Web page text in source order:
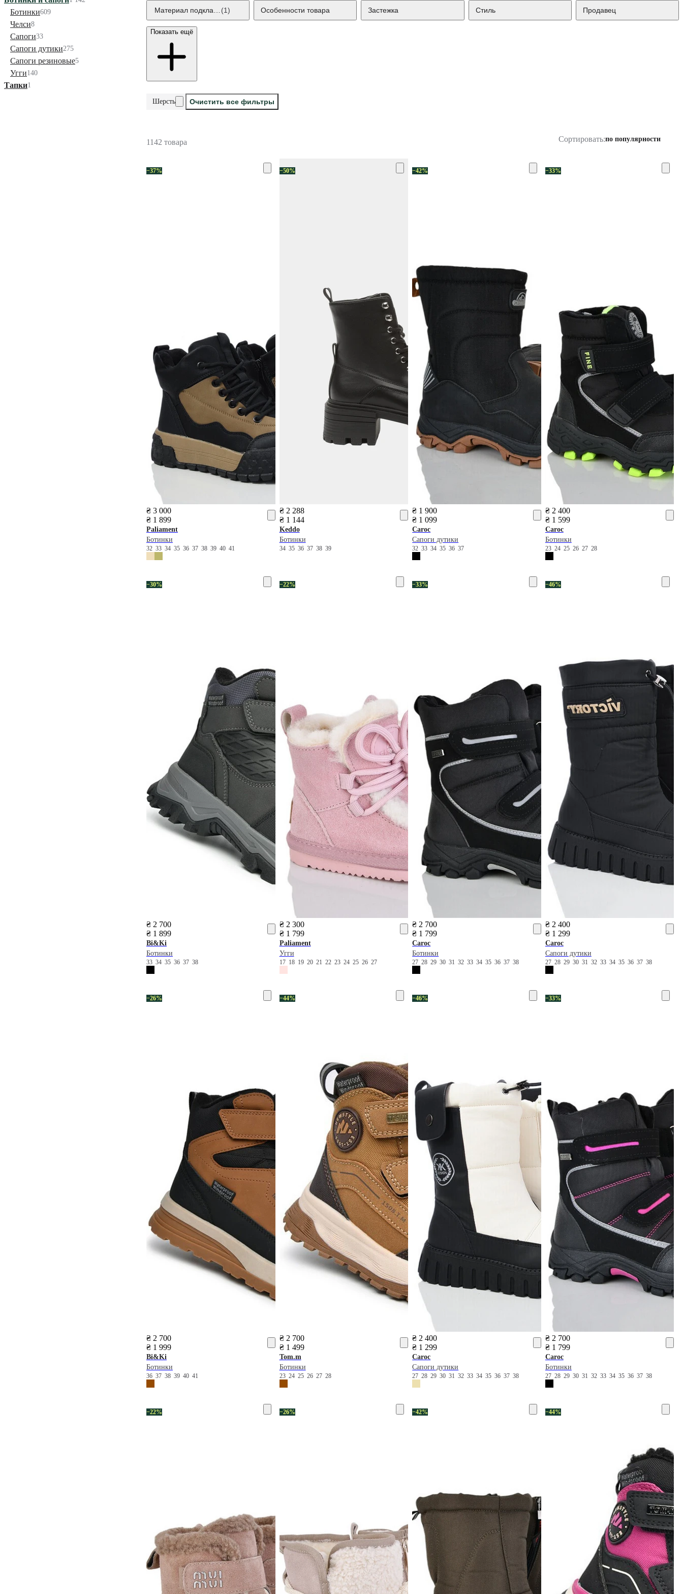
Ботинки609
Челси8
Сапоги33
Сапоги дутики275
Сапоги резиновые5
Угги140
Тапки1
Материал подкладки(1) Особенности товара Застежка Стиль Продавец
Показать ещё
Шерсть Очистить все фильтры
1142 товара Сортировать:по популярности
−37%
₴ 3 000
₴ 1 899
Paliament
Ботинки
32 33 34 35 36 37 38 39 40 41
−50%
₴ 2 288
₴ 1 144
Keddo
Ботинки
34 35 36 37 38 39
−42%
₴ 1 900
₴ 1 099
Caroc
Сапоги дутики
323334353637
−33%
₴ 2 400
₴ 1 599
Caroc
Ботинки
23 24 25 26 27 28
−30%
₴ 2 700
₴ 1 899
Bi&Ki
Ботинки
33 34 35 36 37 38
−22%
₴ 2 300
₴ 1 799
Paliament
Угги
17 18 19 20 21 22 23 24 25 26 27
−33%
₴ 2 700
₴ 1 799
Caroc
Ботинки
272829303132333435363738
−46%
₴ 2 400
₴ 1 299
Caroc
Сапоги дутики
27 28 29 30 31 32 33 34 35 36 37 38
−26%
₴ 2 700
₴ 1 999
Bi&Ki
Ботинки
36 37 38 39 40 41
−44%
₴ 2 700
₴ 1 499
Tom.m
Ботинки
23 24 25 26 27 28
−46%
₴ 2 400
₴ 1 299
Caroc
Сапоги дутики
272829303132333435363738
−33%
₴ 2 700
₴ 1 799
Caroc
Ботинки
27 28 29 30 31 32 33 34 35 36 37 38
−22% −26% −42% −44%